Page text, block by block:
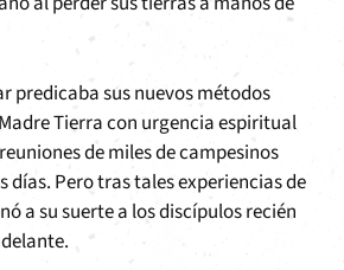
predicaba sus nuevos métodos
Tierra con urgencia espiritual
de miles de campesinos
días. Pero tras tales experiencias de
a su suerte a los discípulos recién